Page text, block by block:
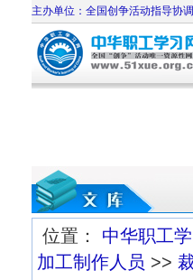
主办单位：全国创争活动指导协
位置： 中华职工
加工制作人员 >>